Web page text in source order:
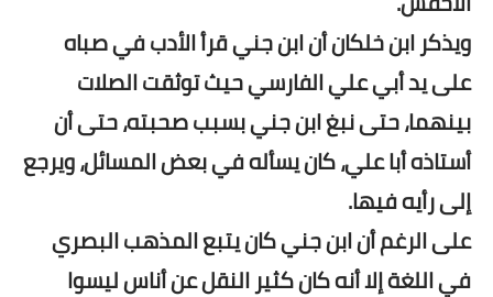
ويذكر ابن خلكان أن ابن جني قرأ الأدب في صباه
على يد أبي علي الفارسي حيث توثقت الصلات
بينهما، حتى نبغ ابن جني بسبب صحبته، حتى أن
أستاذه أبا علي، كان يسأله في بعض المسائل، ويرجع
إلى رأيه فيها.
على الرغم أن ابن جني كان يتبع المذهب البصري
في اللغة إلا أنه كان كثير النقل عن أناس ليسوا